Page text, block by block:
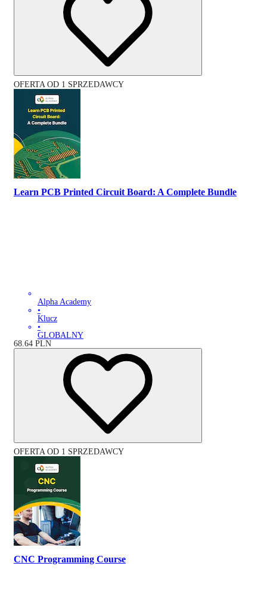
OFERTA OD 1 SPRZEDAWCY
Learn PCB Printed Circuit Board: A Complete Bundle
Alpha Academy
•
Klucz
•
GLOBALNY
68.64 PLN
OFERTA OD 1 SPRZEDAWCY
CNC Programming Course